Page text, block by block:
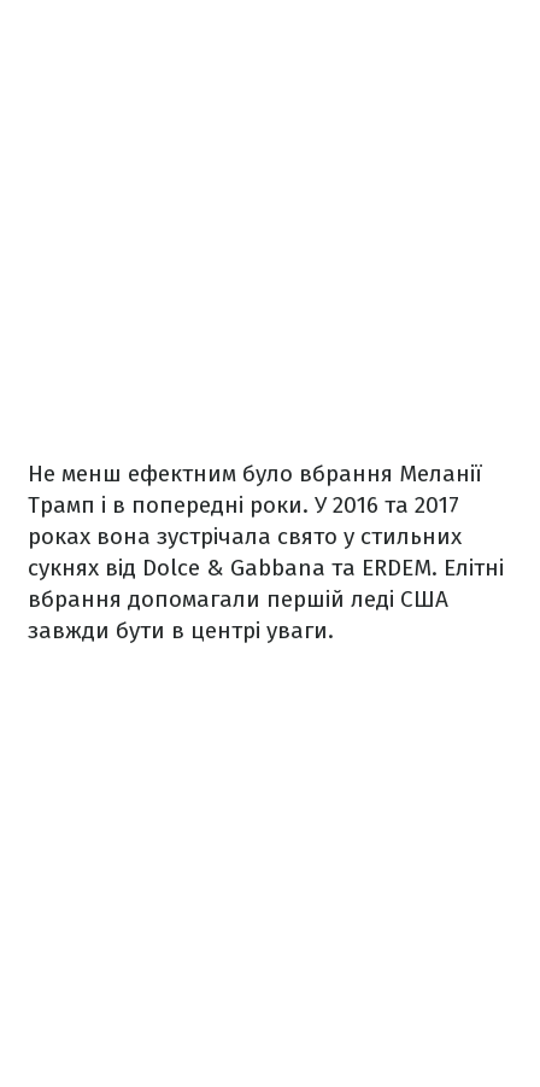
Не менш ефектним було вбрання Меланії
Трамп і в попередні роки. У 2016 та 2017
роках вона зустрічала свято у стильних
сукнях від Dolce & Gabbana та ERDEM. Елітні
вбрання допомагали першій леді США
завжди бути в центрі уваги.